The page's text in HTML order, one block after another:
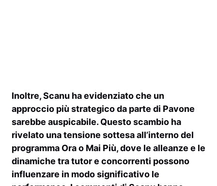
Inoltre, Scanu ha evidenziato che un
approccio più strategico da parte di Pavone
sarebbe auspicabile. Questo scambio ha
rivelato una tensione sottesa all’interno del
programma Ora o Mai Più, dove le alleanze e le
dinamiche tra tutor e concorrenti possono
influenzare in modo significativo le